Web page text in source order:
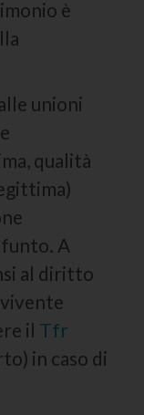
è
unioni
qualità
A
al diritto
il Tfr
in caso di